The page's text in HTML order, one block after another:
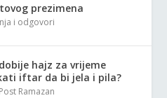
prezimena
i odgovori
hajz za vrijeme
iftar da bi jela i pila?
Post Ramazan